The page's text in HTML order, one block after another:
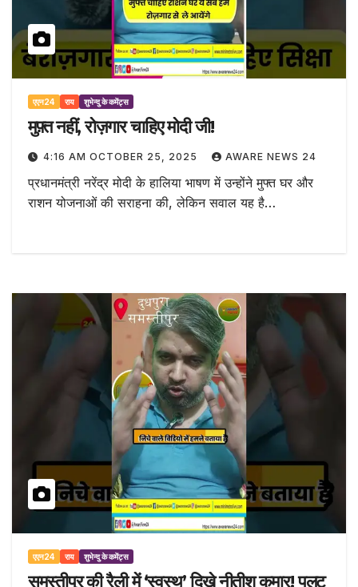
एएन24 राय शुभेन्दु के कमेंट्स
मुफ़्त नहीं, रोज़गार चाहिए मोदी जी!
4:16 AM OCTOBER 25, 2025 AWARE NEWS 24
प्रधानमंत्री नरेंद्र मोदी के हालिया भाषण में उन्होंने मुफ्त घर और
राशन योजनाओं की सराहना की, लेकिन सवाल यह है…
एएन24 राय शुभेन्दु के कमेंट्स
समस्तीपुर की रैली में ‘स्वस्थ’ दिखे नीतीश कुमार! पलटू